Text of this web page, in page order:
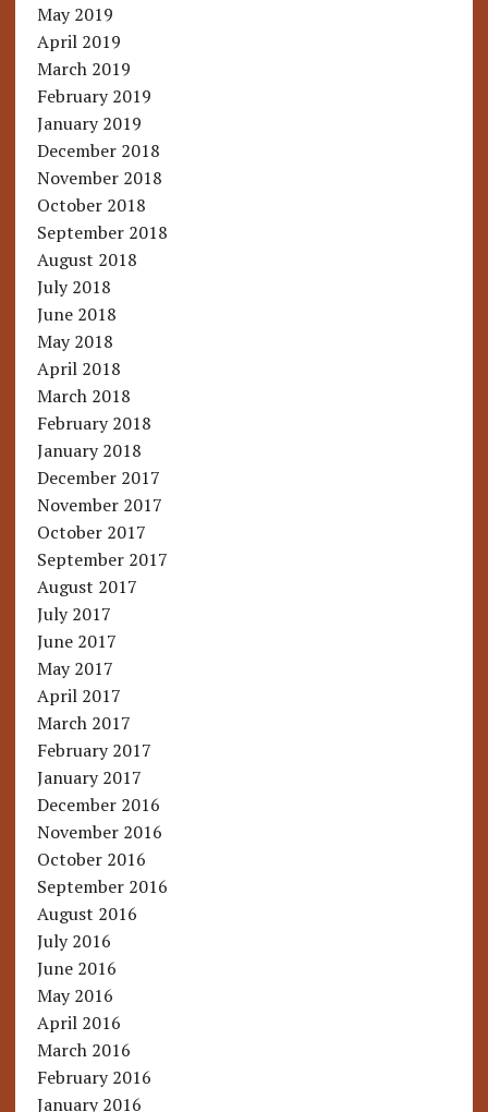
May 2019
April 2019
March 2019
February 2019
January 2019
December 2018
November 2018
October 2018
September 2018
August 2018
July 2018
June 2018
May 2018
April 2018
March 2018
February 2018
January 2018
December 2017
November 2017
October 2017
September 2017
August 2017
July 2017
June 2017
May 2017
April 2017
March 2017
February 2017
January 2017
December 2016
November 2016
October 2016
September 2016
August 2016
July 2016
June 2016
May 2016
April 2016
March 2016
February 2016
January 2016